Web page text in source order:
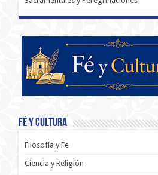
Fé y Cultura
Filosofía y Fe
Ciencia y Religión